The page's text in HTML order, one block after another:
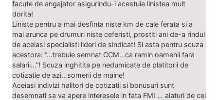
facute de angajator asigurindu-i acestuia linistea mult
dorita!
Liniste pentru a mai desfinta niste km de cale ferata si a
mai arunca pe drumuri niste ceferisti, prostiti ani de-a rindul
de aceiasi specialisti lideri de sindicat! Si asta pentru scuza
acestora: “…trebuie semnat CCM…ca ramin oamenii fara
salarii…”! Scuza inghitita pe nedumicate de platitorii de
cotizatie de azi…somerii de maine!
Aceiasi indivizi halitori de cotizatii si bonusuri sunt
desemnati sa va apere interesele in fata FMI … alaturi de cei